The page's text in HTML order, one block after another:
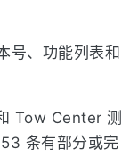
Tow Center 测
条有部分或完